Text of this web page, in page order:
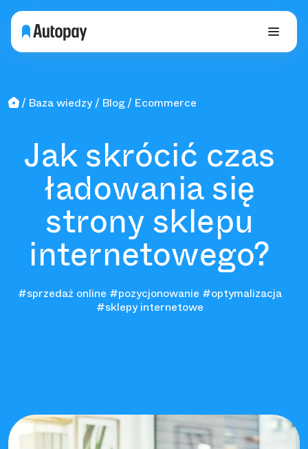
Baza wiedzy Blog Ecommerce
Jak skrócić czas
ładowania się
strony sklepu
internetowego?
#sprzedaż online #pozycjonowanie #optymalizacja
#sklepy internetowe